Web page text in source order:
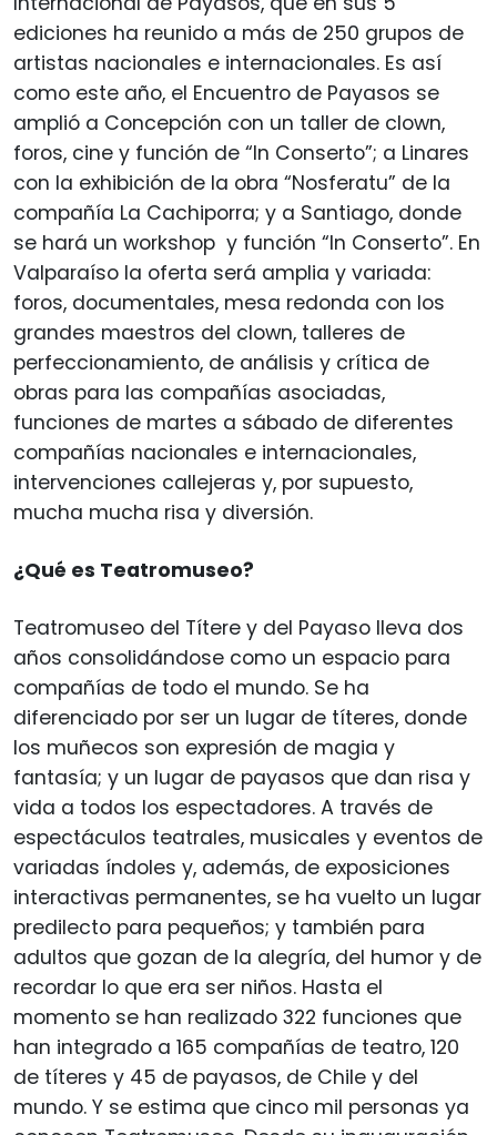
ediciones ha reunido a más de 250 grupos de
artistas nacionales e internacionales. Es así
como este año, el Encuentro de Payasos se
amplió a Concepción con un taller de clown,
foros, cine y función de “In Conserto”; a Linares
con la exhibición de la obra “Nosferatu” de la
compañía La Cachiporra; y a Santiago, donde
se hará un workshop y función “In Conserto”. En
Valparaíso la oferta será amplia y variada:
foros, documentales, mesa redonda con los
grandes maestros del clown, talleres de
perfeccionamiento, de análisis y crítica de
obras para las compañías asociadas,
funciones de martes a sábado de diferentes
compañías nacionales e internacionales,
intervenciones callejeras y, por supuesto,
mucha mucha risa y diversión.
¿Qué es Teatromuseo?
Teatromuseo del Títere y del Payaso lleva dos
años consolidándose como un espacio para
compañías de todo el mundo. Se ha
diferenciado por ser un lugar de títeres, donde
los muñecos son expresión de magia y
fantasía; y un lugar de payasos que dan risa y
vida a todos los espectadores. A través de
espectáculos teatrales, musicales y eventos de
variadas índoles y, además, de exposiciones
interactivas permanentes, se ha vuelto un lugar
predilecto para pequeños; y también para
adultos que gozan de la alegría, del humor y de
recordar lo que era ser niños. Hasta el
momento se han realizado 322 funciones que
han integrado a 165 compañías de teatro, 120
de títeres y 45 de payasos, de Chile y del
mundo. Y se estima que cinco mil personas ya